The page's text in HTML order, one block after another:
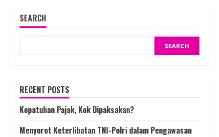
SEARCH
SEARCH
RECENT POSTS
Kepatuhan Pajak, Kok Dipaksakan?
Menyorot Keterlibatan TNI-Polri dalam Pengawasan